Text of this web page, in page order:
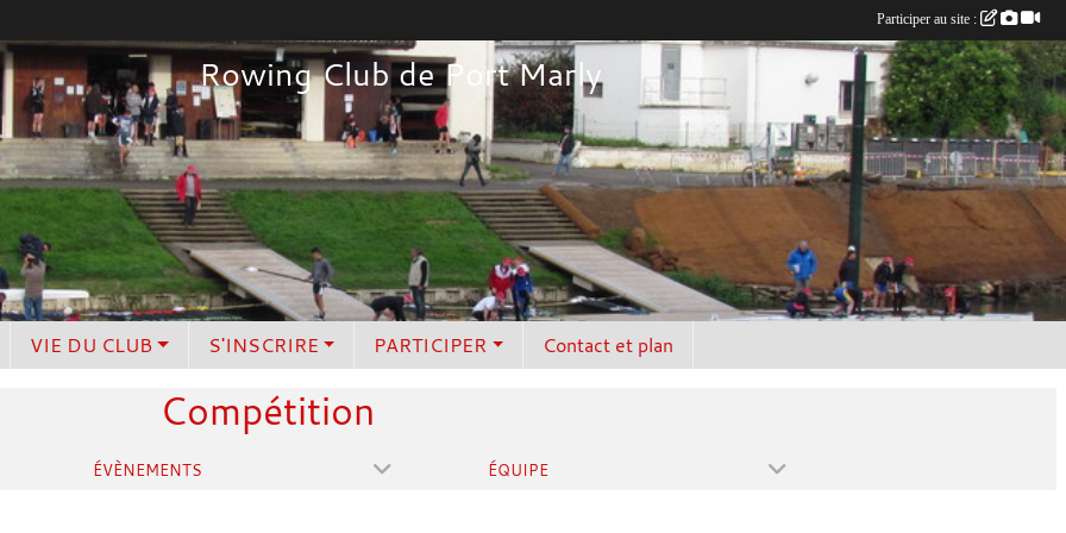
Rowing Club de Port Marly
VIE DU CLUB S'INSCRIRE PARTICIPER Contact et plan
Compétition
ÉVÈNEMENTS ÉQUIPE
Participer au site :